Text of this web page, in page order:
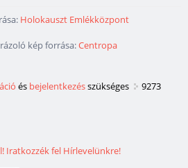
Holokauszt Emlékközpont
kép forrása:Centropa
és bejelentkezésszükséges
9273
Iratkozzék fel Hírlevelünkre!